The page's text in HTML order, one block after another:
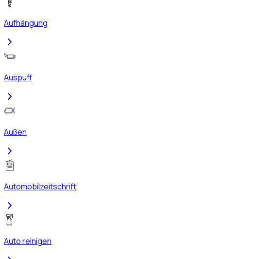
Aufhängung
Auspuff
Außen
Automobilzeitschrift
Auto reinigen